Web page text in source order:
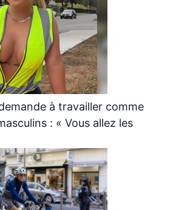
à travailler comme
: « Vous allez les